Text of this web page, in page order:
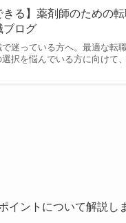
きる】薬剤師のため
ブログ
迷っている方へ。最適な転
択を悩んでいる方に向けて
イントについて解説し